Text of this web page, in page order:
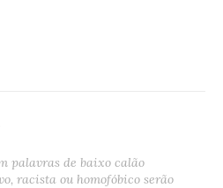
palavras de baixo calão
racista ou homofóbico serão